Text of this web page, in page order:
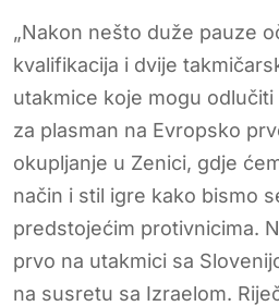
„Nakon nešto duže pauze
kvalifikacija i dvije
utakmice koje mogu
za plasman na Evropsko
okupljanje u Zenici, gdje
način i stil igre kako bismo
predstojećim protivnicima.
prvo na utakmici sa
na susretu sa Izraelom.